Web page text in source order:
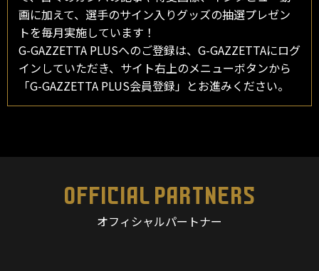
画に加えて、選手のサイン入りグッズの抽選プレゼン
トを毎月実施しています！
G-GAZZETTA PLUSへのご登録は、G-GAZZETTAにログ
インしていただき、サイト右上のメニューボタンから
「G-GAZZETTA PLUS会員登録」とお進みください。
OFFICIAL PARTNERS
オフィシャルパートナー